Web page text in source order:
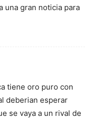
una gran noticia para
tiene oro puro con
deberian esperar
se vaya a un rival de